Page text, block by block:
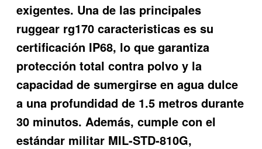
exigentes. Una de las principales
ruggear rg170 caracteristicas es su
certificación IP68, lo que garantiza
protección total contra polvo y la
capacidad de sumergirse en agua dulce
a una profundidad de 1.5 metros durante
30 minutos. Además, cumple con el
estándar militar MIL-STD-810G,